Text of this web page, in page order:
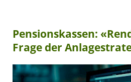
Pensionskassen:
Frage der